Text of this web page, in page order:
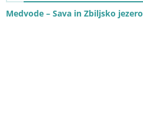
Medvode – Sava in Zbiljsko jezero